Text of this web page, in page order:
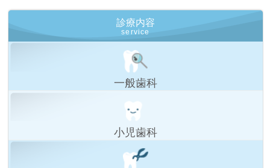
診療内容
service
一般歯科
小児歯科